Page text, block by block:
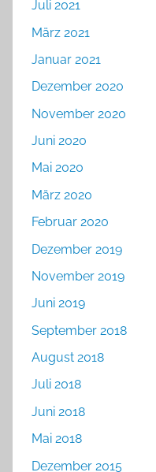
Juli 2021
März 2021
Januar 2021
Dezember 2020
November 2020
Juni 2020
Mai 2020
März 2020
Februar 2020
Dezember 2019
November 2019
Juni 2019
September 2018
August 2018
Juli 2018
Juni 2018
Mai 2018
Dezember 2015